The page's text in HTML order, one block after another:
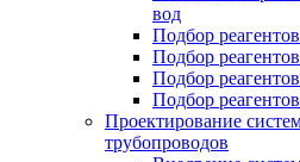
вод
Подбор
Подбор
Подбор
Подбор
Проектирование
трубопроводов